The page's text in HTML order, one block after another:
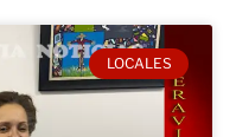
LOCALES